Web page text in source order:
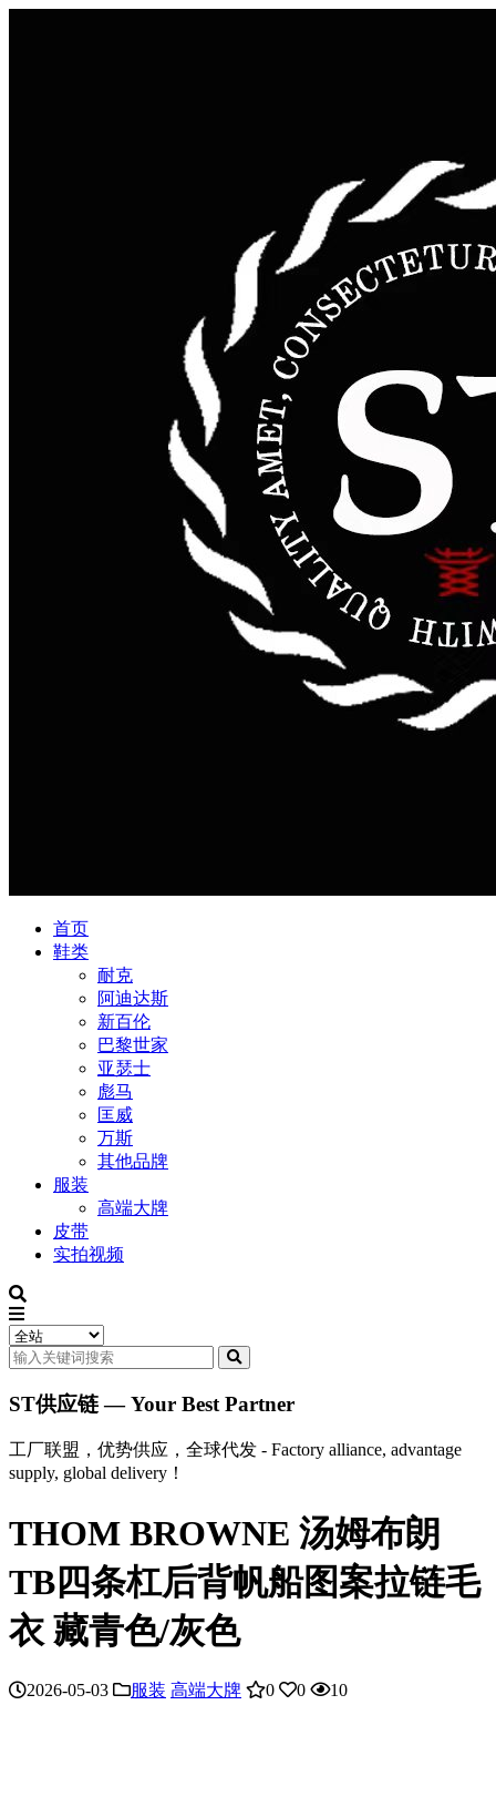
首页
鞋类
耐克
阿迪达斯
新百伦
巴黎世家
亚瑟士
彪马
匡威
万斯
其他品牌
服装
高端大牌
皮带
实拍视频
ST供应链 — Your Best Partner
工厂联盟，优势供应，全球代发 - Factory alliance, advantage
supply, global delivery！
THOM BROWNE 汤姆布朗
TB四条杠后背帆船图案拉链毛
衣 藏青色/灰色
2026-05-03 服装 高端大牌 0 0 10